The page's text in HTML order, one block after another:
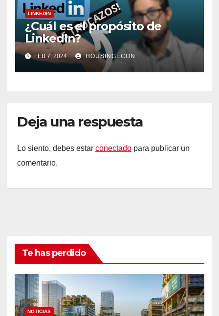
LINKEDIN
¿Cuál es el propósito de
LinkedIn?
FEB 7, 2024 HOUSINGECON
Deja una respuesta
Lo siento, debes estar conectado para publicar un
comentario.
Te has perdido
NOTICIAS